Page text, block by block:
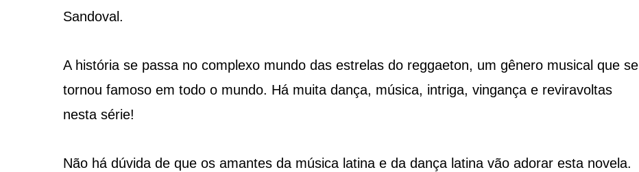
Sandoval.
A história se passa no complexo mundo das estrelas do reggaeton, um gênero musical que se
tornou famoso em todo o mundo. Há muita dança, música, intriga, vingança e reviravoltas
nesta série!
Não há dúvida de que os amantes da música latina e da dança latina vão adorar esta novela.